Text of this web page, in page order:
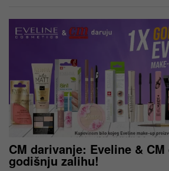
CM darivanje: Eveline &
godišnju zalihu!